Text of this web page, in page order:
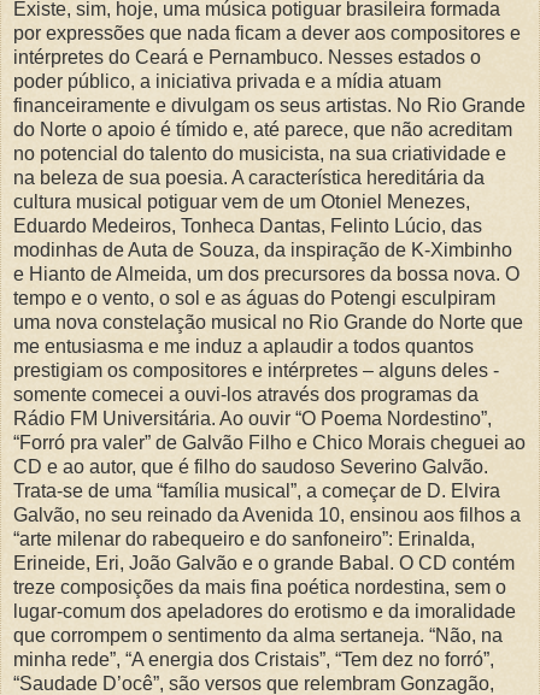
Existe, sim, hoje, uma música potiguar brasileira formada
por expressões que nada ficam a dever aos compositores e
intérpretes do Ceará e Pernambuco. Nesses estados o
poder público, a iniciativa privada e a mídia atuam
financeiramente e divulgam os seus artistas. No Rio Grande
do Norte o apoio é tímido e, até parece, que não acreditam
no potencial do talento do musicista, na sua criatividade e
na beleza de sua poesia. A característica hereditária da
cultura musical potiguar vem de um Otoniel Menezes,
Eduardo Medeiros, Tonheca Dantas, Felinto Lúcio, das
modinhas de Auta de Souza, da inspiração de K-Ximbinho
e Hianto de Almeida, um dos precursores da bossa nova. O
tempo e o vento, o sol e as águas do Potengi esculpiram
uma nova constelação musical no Rio Grande do Norte que
me entusiasma e me induz a aplaudir a todos quantos
prestigiam os compositores e intérpretes – alguns deles -
somente comecei a ouvi-los através dos programas da
Rádio FM Universitária. Ao ouvir “O Poema Nordestino”,
“Forró pra valer” de Galvão Filho e Chico Morais cheguei ao
CD e ao autor, que é filho do saudoso Severino Galvão.
Trata-se de uma “família musical”, a começar de D. Elvira
Galvão, no seu reinado da Avenida 10, ensinou aos filhos a
“arte milenar do rabequeiro e do sanfoneiro”: Erinalda,
Erineide, Eri, João Galvão e o grande Babal. O CD contém
treze composições da mais fina poética nordestina, sem o
lugar-comum dos apeladores do erotismo e da imoralidade
que corrompem o sentimento da alma sertaneja. “Não, na
minha rede”, “A energia dos Cristais”, “Tem dez no forró”,
“Saudade D’ocê”, são versos que relembram Gonzagão,